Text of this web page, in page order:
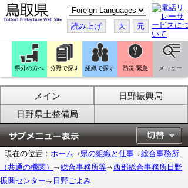
こ
の
ペ
ー
ジ
翻
訳
す
る
読み上げ 大 元
県外の方へ 分野で探す 組織で探す 防災 緊急 メニュー
メイン
日野振興局
日野県土整備局
現在の位置： ホーム 県の組織と仕事
総合事務所
（共通の機関）
総合事務所等
西部総合事務所日野
振興センター
日野ごよみ